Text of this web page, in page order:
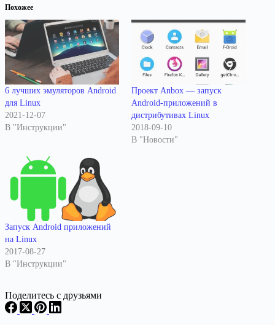
Похожее
6 лучших эмуляторов Android
для Linux
2021-12-07
В "Инструкции"
Проект Anbox — запуск
Android-приложений в
дистрибутивах Linux
2018-09-10
В "Новости"
Запуск Android приложений
на Linux
2017-08-27
В "Инструкции"
Поделитесь с друзьями